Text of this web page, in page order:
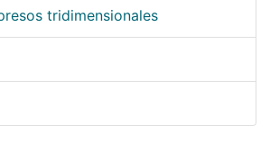
tridimensionales